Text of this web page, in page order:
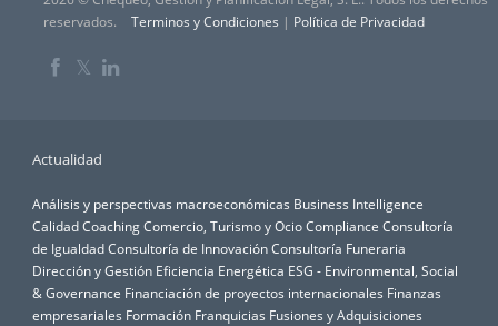
reservados.
Terminos y Condiciones | Política de Privacidad
𝕏
Actualidad
Análisis y perspectivas macroeconómicas Business Intelligence
CalidadCoachingComercio, Turismo y OcioCompliance Consultoría
de IgualdadConsultoría de InnovaciónConsultoría Funeraria
Dirección y Gestión Eficiencia Energética ESG - Environmental, Social
& Governance Financiación de proyectos internacionales Finanzas
empresariales Formación Franquicias Fusiones y Adquisiciones